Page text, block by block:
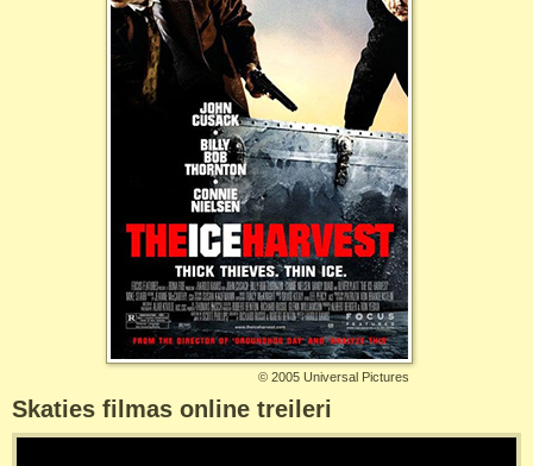
© 2005 Universal Pictures
Skaties filmas online treileri